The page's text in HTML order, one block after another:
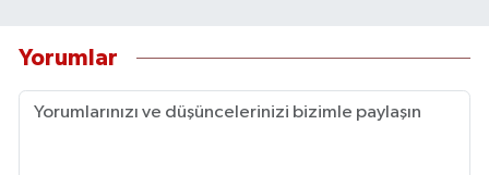
Yorumlar